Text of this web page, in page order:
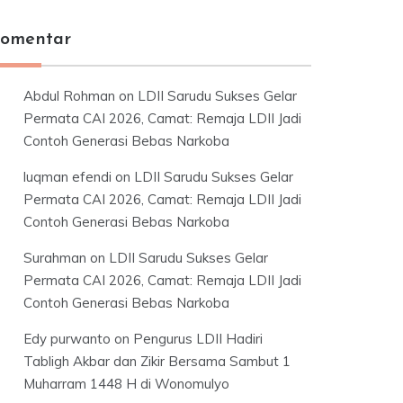
Abdul Rohman on LDII Sarudu Sukses Gelar
Permata CAI 2026, Camat: Remaja LDII Jadi
Contoh Generasi Bebas Narkoba
luqman efendi on LDII Sarudu Sukses Gelar
Permata CAI 2026, Camat: Remaja LDII Jadi
Contoh Generasi Bebas Narkoba
Surahman on LDII Sarudu Sukses Gelar
Permata CAI 2026, Camat: Remaja LDII Jadi
Contoh Generasi Bebas Narkoba
Edy purwanto on Pengurus LDII Hadiri
Tabligh Akbar dan Zikir Bersama Sambut 1
Muharram 1448 H di Wonomulyo